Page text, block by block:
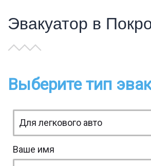
Эвакуатор в
Выберите тип
Ваше имя